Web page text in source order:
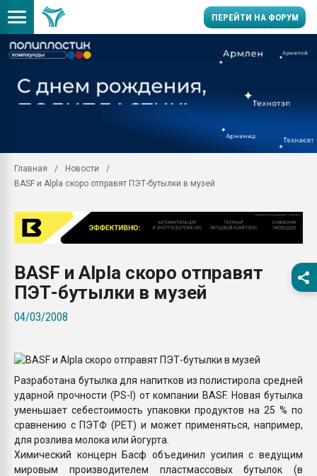
ПЕРЕЙТИ НА ФОРУМ
пластмасс
ситуацией на
Продам отходы
поликарбоната и АБС-
26.07.2022 "Сибирский
Главная
Новости
BASF и Alpla скоро отправят ПЭТ-бутылки в музей
BASF и Alpla скоро отправят
ПЭТ-бутылки в музей
04/03/2008
Разработана бутылка для напитков из полистирола средней
ударной прочности (PS-I) от компании BASF. Новая бутылка
уменьшает себестоимость упаковки продуктов на 25 % по
сравнению с ПЭТФ (PET) и может применяться, например,
для розлива молока или йогурта.
Химический концерн Басф объединил усилия с ведущим
мировым производителем пластмассовых бутылок (в